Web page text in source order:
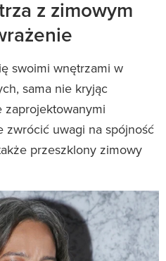
z zimowym
swoimi wnętrzami w
sama nie kryjąc
zwrócić uwagi na spójność
przeszklony zimowy